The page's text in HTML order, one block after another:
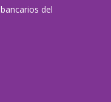
del